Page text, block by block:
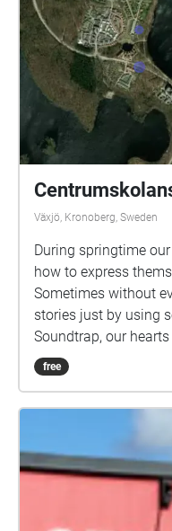
Växjö, Kronoberg, Sweden
During springtime
how to express
Sometimes without
stories just by using
Soundtrap, our
this Soundwalk. Hope
free